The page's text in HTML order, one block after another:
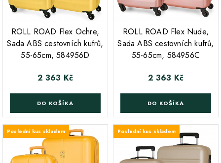
ROLL ROAD Flex Ochre,
Sada ABS cestovních kufrů,
55-65cm, 584956D
Cena
2 363 Kč
DO KOŠÍKA
ROLL ROAD Flex Nude,
Sada ABS cestovních kufrů,
55-65cm, 584956C
Cena
2 363 Kč
DO KOŠÍKA
Poslední kus skladem Poslední kus skladem